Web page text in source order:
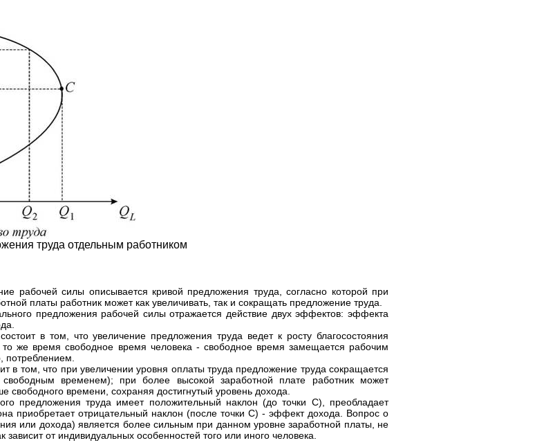
труда отдельным работником
рабочей силы описывается кривой предложения труда, согласно которой при
платы работник может как увеличивать, так и сокращать предложение труда.
предложения рабочей силы отражается действие двух эффектов: эффекта
в том, что увеличение предложения труда ведет к росту благосостояния
же время свободное время человека - свободное время замещается рабочим
потреблением.
в том, что при увеличении уровня оплаты труда предложение труда сокращается
свободным временем); при более высокой заработной плате работник может
свободного времени, сохраняя достигнутый уровень дохода.
предложения труда имеет положительный наклон (до точки С), преобладает
приобретает отрицательный наклон (после точки С) - эффект дохода. Вопрос о
или дохода) является более сильным при данном уровне заработной платы, не
зависит от индивидуальных особенностей того или иного человека.